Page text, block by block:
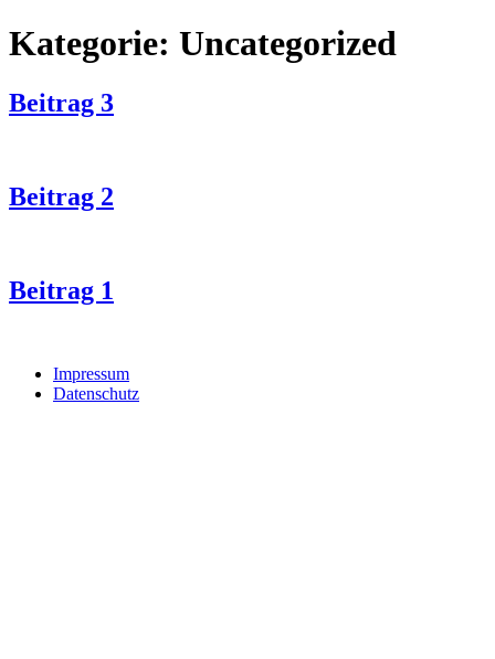
Zum
Inhalt
Kategorie: Uncategorized
Beitrag 3
Beitrag 2
Beitrag 1
Impressum
Datenschutz